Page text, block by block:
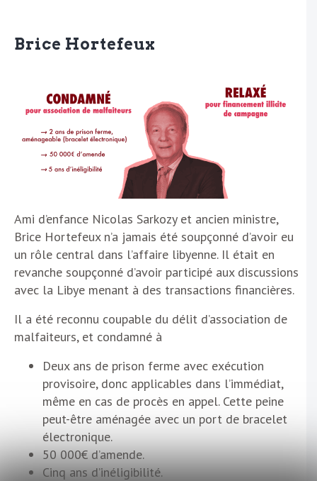
Brice Hortefeux
Ami d’enfance Nicolas Sarkozy et ancien ministre,
Brice Hortefeux n’a jamais été soupçonné d’avoir eu
un rôle central dans l’affaire libyenne. Il était en
revanche soupçonné d’avoir participé aux discussions
avec la Libye menant à des transactions financières.
Il a été reconnu coupable du délit d’association de
malfaiteurs, et condamné à
Deux ans de prison ferme avec exécution
provisoire, donc applicables dans l’immédiat,
même en cas de procès en appel. Cette peine
peut-être aménagée avec un port de bracelet
électronique.
50 000€ d’amende.
Cinq ans d’inéligibilité.